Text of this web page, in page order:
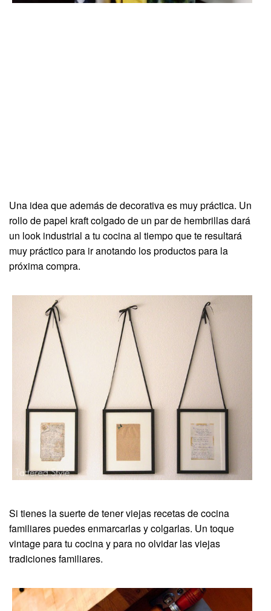
Una idea que además de decorativa es muy práctica. Un
rollo de papel kraft colgado de un par de hembrillas dará
un look industrial a tu cocina al tiempo que te resultará
muy práctico para ir anotando los productos para la
próxima compra.
Si tienes la suerte de tener viejas recetas de cocina
familiares puedes enmarcarlas y colgarlas. Un toque
vintage para tu cocina y para no olvidar las viejas
tradiciones familiares.